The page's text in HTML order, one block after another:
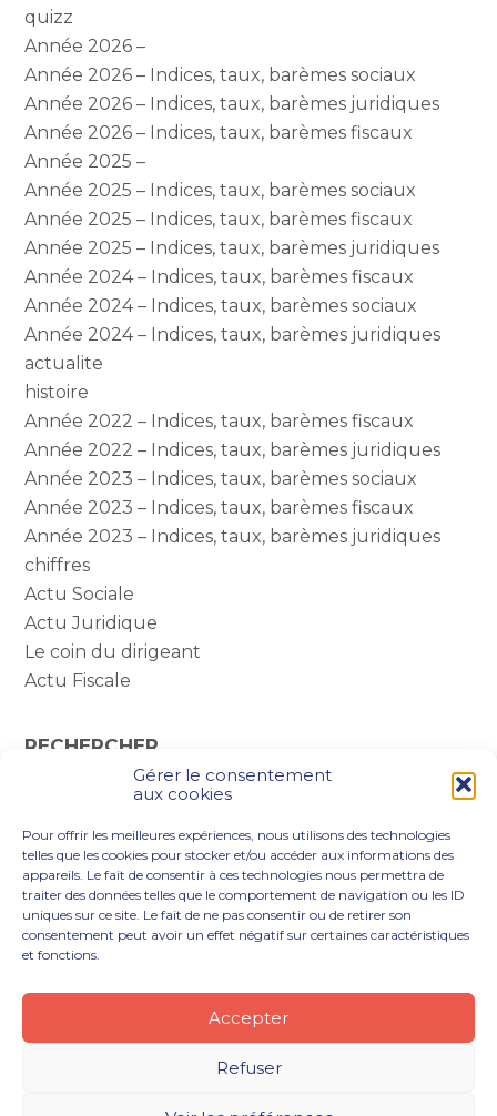
Gérer le consentement
aux cookies
Pour offrir les meilleures expériences, nous utilisons des technologies
telles que les cookies pour stocker et/ou accéder aux informations des
appareils. Le fait de consentir à ces technologies nous permettra de
traiter des données telles que le comportement de navigation ou les ID
uniques sur ce site. Le fait de ne pas consentir ou de retirer son
consentement peut avoir un effet négatif sur certaines caractéristiques
et fonctions.
Accepter
Refuser
quizz
Année 2026 –
Année 2026 – Indices, taux, barèmes sociaux
Année 2026 – Indices, taux, barèmes juridiques
Année 2026 – Indices, taux, barèmes fiscaux
Année 2025 –
Année 2025 – Indices, taux, barèmes sociaux
Année 2025 – Indices, taux, barèmes fiscaux
Année 2025 – Indices, taux, barèmes juridiques
Année 2024 – Indices, taux, barèmes fiscaux
Année 2024 – Indices, taux, barèmes sociaux
Année 2024 – Indices, taux, barèmes juridiques
actualite
histoire
Année 2022 – Indices, taux, barèmes fiscaux
Année 2022 – Indices, taux, barèmes juridiques
Année 2023 – Indices, taux, barèmes sociaux
Année 2023 – Indices, taux, barèmes fiscaux
Année 2023 – Indices, taux, barèmes juridiques
chiffres
Actu Sociale
Actu Juridique
Le coin du dirigeant
Actu Fiscale
RECHERCHER
Rechercher :
Principale
NOS OUTILS DIGITAUX
NOTRE CABINET
NOUS REJOINDRE
ACTUALITÉS CONTACT